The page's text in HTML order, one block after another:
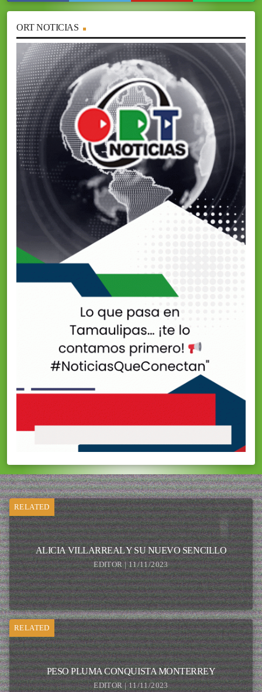
ORT NOTICIAS
RELATED
ALICIA VILLARREAL Y SU NUEVO SENCILLO
EDITOR | 11/11/2023
RELATED
PESO PLUMA CONQUISTA MONTERREY
EDITOR | 11/11/2023